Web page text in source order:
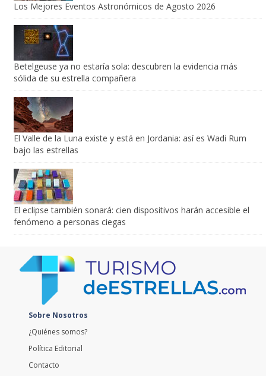
Los Mejores Eventos Astronómicos de Agosto 2026
Betelgeuse ya no estaría sola: descubren la evidencia más
sólida de su estrella compañera
El Valle de la Luna existe y está en Jordania: así es Wadi Rum
bajo las estrellas
El eclipse también sonará: cien dispositivos harán accesible el
fenómeno a personas ciegas
Sobre Nosotros
¿Quiénes somos?
Política Editorial
Contacto